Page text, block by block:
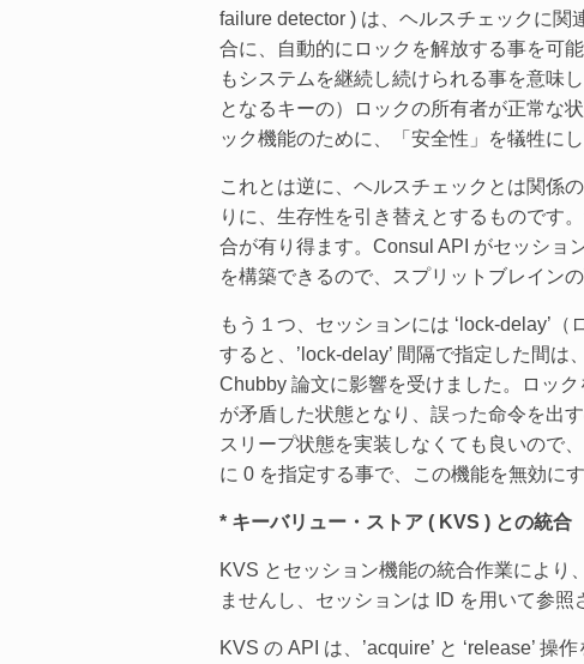
failure detector ) は、ヘルスチェックに
合に、自動的にロックを解放する事を可
もシステムを継続し続けられる事を意味
となるキーの）ロックの所有者が正常な
ック機能のために、「安全性」を犠牲にし
これとは逆に、ヘルスチェックとは関係
りに、生存性を引き替えとするものです
合が有り得ます。Consul API がセッショ
を構築できるので、スプリットブレイン
もう１つ、セッションには ‘lock-delay’
すると、’lock-delay’ 間隔で指定した間
Chubby 論文に影響を受けました。ロッ
が矛盾した状態となり、誤った命令を出
スリープ状態を実装しなくても良いので
に 0 を指定する事で、この機能を無効に
* キーバリュー・ストア ( KVS ) との統合
KVS とセッション機能の統合作業により
ませんし、セッションは ID を用いて参照
KVS の API は、’acquire’ と ‘release’